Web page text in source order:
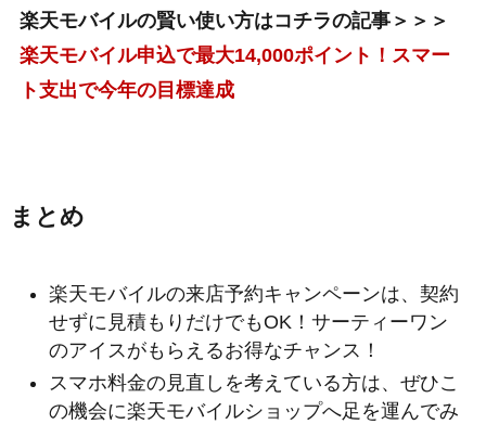
楽天モバイルの賢い使い方はコチラの記事＞＞＞
楽天モバイル申込で最大14,000ポイント！スマー
ト支出で今年の目標達成
まとめ
楽天モバイルの来店予約キャンペーンは、契約
せずに見積もりだけでもOK！サーティーワン
のアイスがもらえるお得なチャンス！
スマホ料金の見直しを考えている方は、ぜひこ
の機会に楽天モバイルショップへ足を運んでみ